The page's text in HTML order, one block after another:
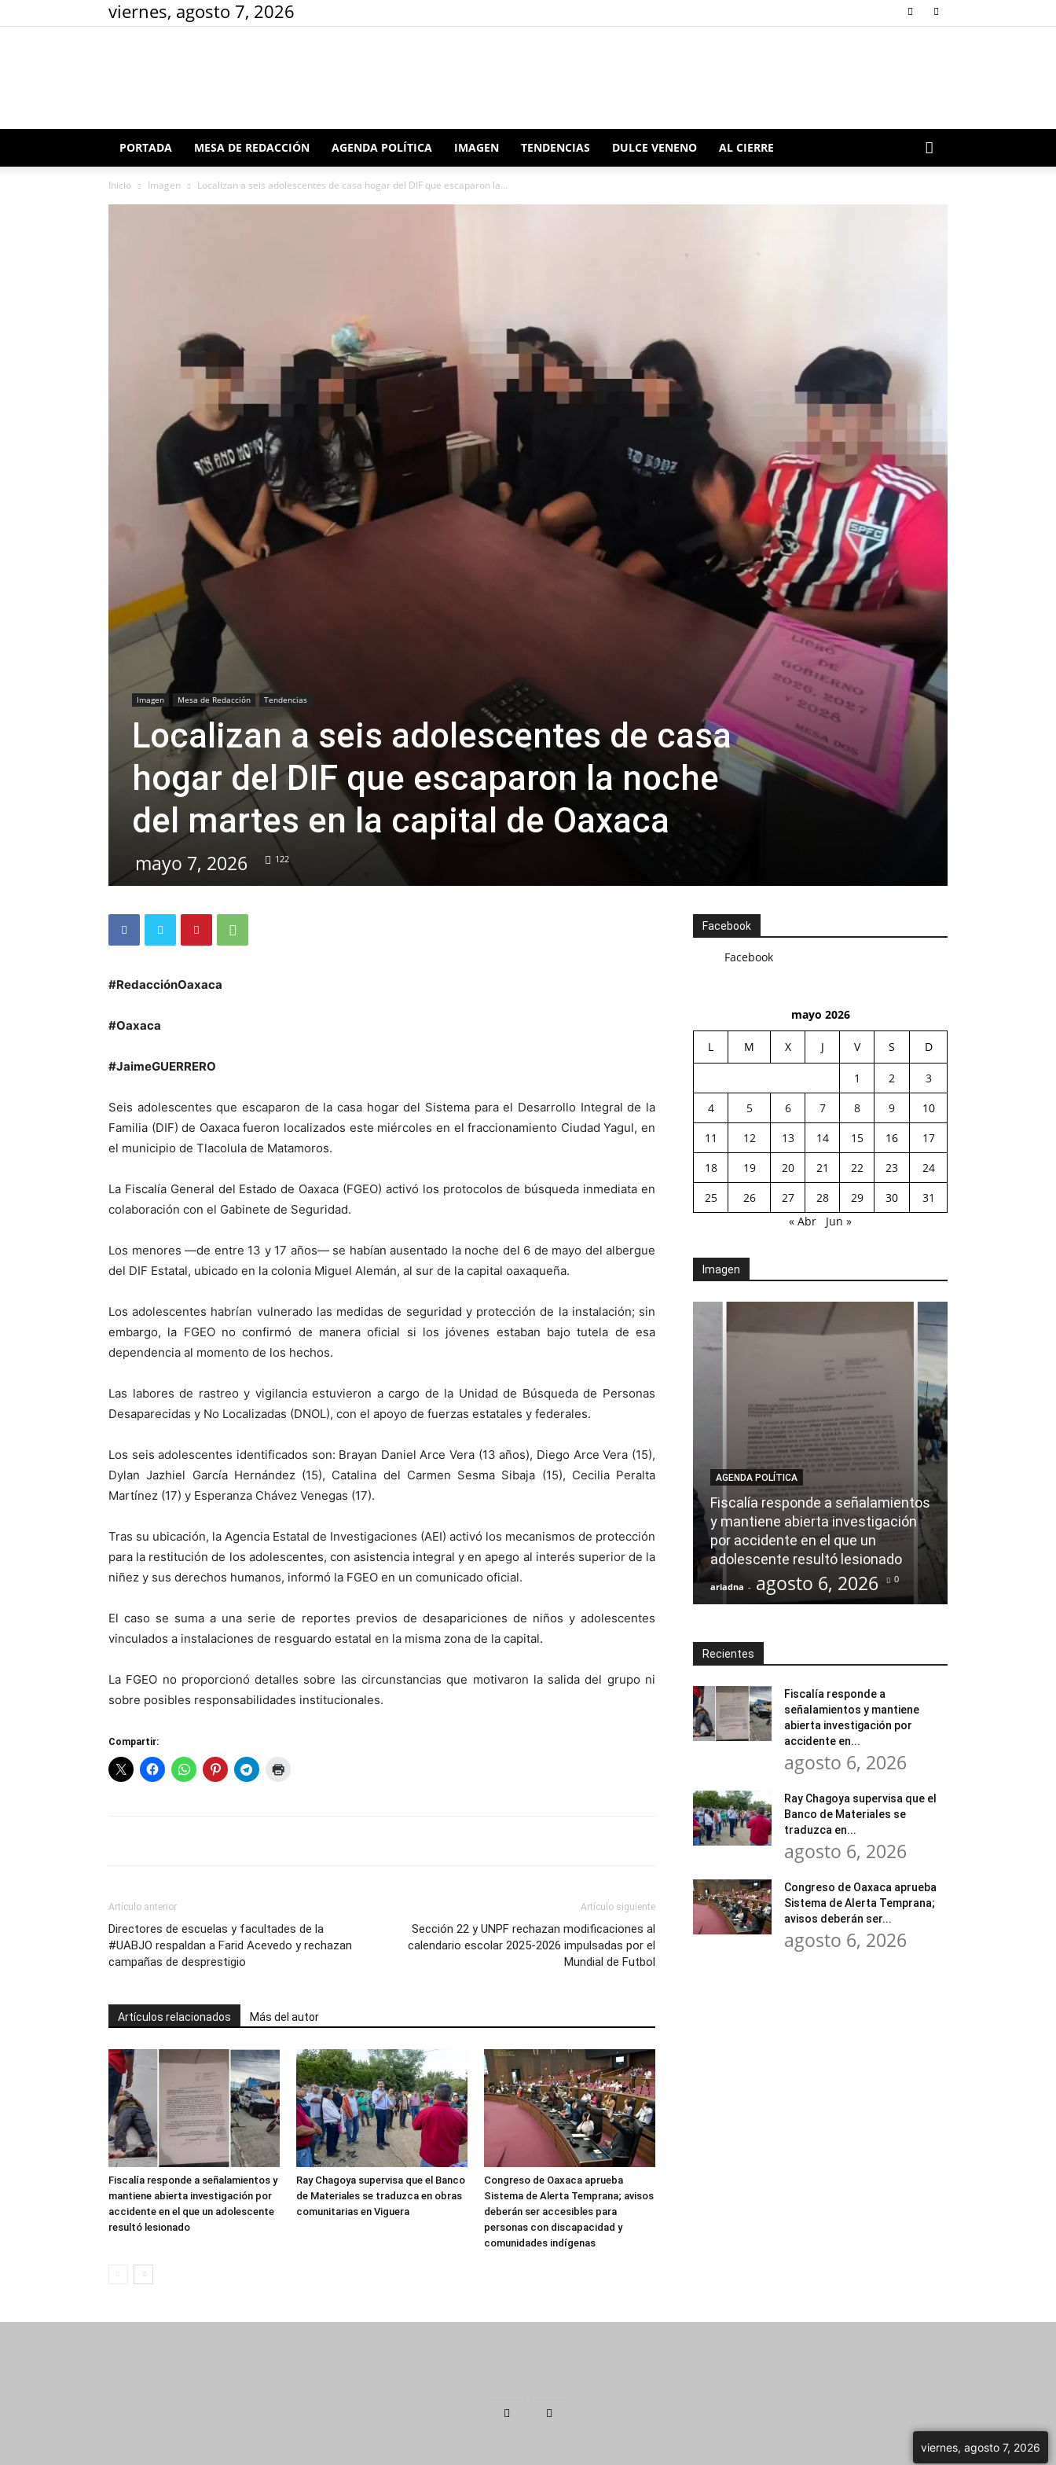
viernes, agosto 7, 2026
Redacción
PORTADA MESA DE REDACCIÓN AGENDA POLÍTICA IMAGEN TENDENCIAS DULCE VENENO AL CIERRE
Inicio Imagen Localizan a seis adolescentes de casa hogar del DIF que escaparon la...
Imagen Mesa de Redacción Tendencias
Localizan a seis adolescentes de casa
hogar del DIF que escaparon la noche
del martes en la capital de Oaxaca
mayo 7, 2026 122
#RedacciónOaxaca
#Oaxaca
#JaimeGUERRERO
Seis adolescentes que escaparon de la casa hogar del Sistema para el Desarrollo Integral de la
Familia (DIF) de Oaxaca fueron localizados este miércoles en el fraccionamiento Ciudad Yagul, en
el municipio de Tlacolula de Matamoros.
La Fiscalía General del Estado de Oaxaca (FGEO) activó los protocolos de búsqueda inmediata en
colaboración con el Gabinete de Seguridad.
Los menores —de entre 13 y 17 años— se habían ausentado la noche del 6 de mayo del albergue
del DIF Estatal, ubicado en la colonia Miguel Alemán, al sur de la capital oaxaqueña.
Los adolescentes habrían vulnerado las medidas de seguridad y protección de la instalación; sin
embargo, la FGEO no confirmó de manera oficial si los jóvenes estaban bajo tutela de esa
dependencia al momento de los hechos.
Las labores de rastreo y vigilancia estuvieron a cargo de la Unidad de Búsqueda de Personas
Desaparecidas y No Localizadas (DNOL), con el apoyo de fuerzas estatales y federales.
Los seis adolescentes identificados son: Brayan Daniel Arce Vera (13 años), Diego Arce Vera (15),
Dylan Jazhiel García Hernández (15), Catalina del Carmen Sesma Sibaja (15), Cecilia Peralta
Martínez (17) y Esperanza Chávez Venegas (17).
Tras su ubicación, la Agencia Estatal de Investigaciones (AEI) activó los mecanismos de protección
para la restitución de los adolescentes, con asistencia integral y en apego al interés superior de la
niñez y sus derechos humanos, informó la FGEO en un comunicado oficial.
El caso se suma a una serie de reportes previos de desapariciones de niños y adolescentes
vinculados a instalaciones de resguardo estatal en la misma zona de la capital.
La FGEO no proporcionó detalles sobre las circunstancias que motivaron la salida del grupo ni
sobre posibles responsabilidades institucionales.
Compartir:
Artículo anterior
Directores de escuelas y facultades de la
#UABJO respaldan a Farid Acevedo y rechazan
campañas de desprestigio
Artículo siguiente
Sección 22 y UNPF rechazan modificaciones al
calendario escolar 2025-2026 impulsadas por el
Mundial de Futbol
Artículos relacionados Más del autor
Fiscalía responde a señalamientos y
mantiene abierta investigación por
accidente en el que un adolescente
resultó lesionado
Ray Chagoya supervisa que el Banco
de Materiales se traduzca en obras
comunitarias en Viguera
Congreso de Oaxaca aprueba
Sistema de Alerta Temprana; avisos
deberán ser accesibles para
personas con discapacidad y
comunidades indígenas
Facebook
Facebook
mayo 2026
L M X J V S D
1 2
3
4
5 6 7 8 9
10
11
12 13 14 15 16
17
18
19 20 21 22 23
24
25
26 27 28 29 30
31
« Abr
Jun »
Imagen
AGENDA POLÍTICA
Fiscalía responde a señalamientos
y mantiene abierta investigación
por accidente en el que un
adolescente resultó lesionado
ariadna - agosto 6, 2026 0
Recientes
Fiscalía responde a
señalamientos y mantiene
abierta investigación por
accidente en...
agosto 6, 2026
Ray Chagoya supervisa que el
Banco de Materiales se
traduzca en...
agosto 6, 2026
Congreso de Oaxaca aprueba
Sistema de Alerta Temprana;
avisos deberán ser...
agosto 6, 2026
viernes, agosto 7, 2026